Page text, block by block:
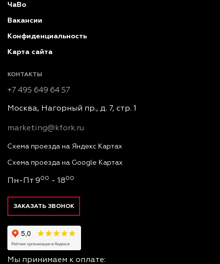
ЧаВо
Вакансии
Конфиденциальность
Карта сайта
КОНТАКТЫ
+7 495 649 64 57
Москва, Нагорный пр., д. 7, стр. 1
marketing@kfork.ru
Схема проезда на Яндекс Картах
Схема проезда на Google Картах
Пн-Пт 900 - 1800
ЗАКАЗАТЬ ЗВОНОК
Мы принимаем к оплате: